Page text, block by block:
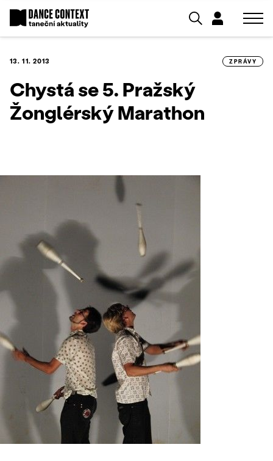
13. 11. 2013 ZPRÁVY
Chystá se 5. Pražský
Žonglérský Marathon